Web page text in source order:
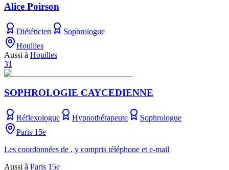
Alice Poirson
Diététicien
Sophrologue
Houilles
Aussi à Houilles
31
SOPHROLOGIE CAYCEDIENNE
Réflexologue Hypnothérapeute
Sophrologue
Paris 15e
Les coordonnées de , y compris téléphone et e-mail
Aussi à Paris 15e